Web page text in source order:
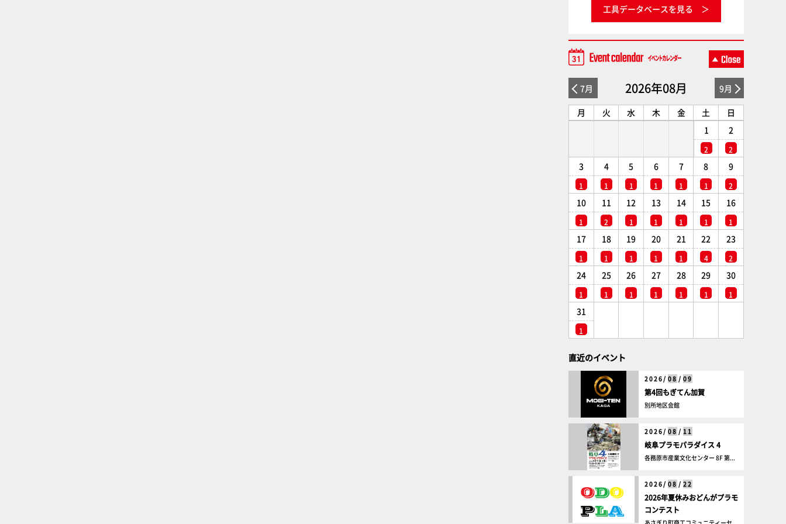
工具データベースを見る
7月 2026年08月 9月
月 火 水 木 金 土
日
1
2
2
2
3
1
4
1
5
1
6
1
7
1
8
1
9
2
10
1
11
2
12
1
13
1
14
1
15
1
16
1
17
1
18
1
19
1
20
1
21
1
22
4
23
2
24
1
25
1
26
1
27
1
28
1
29
1
30
1
31
1
直近のイベント
2026/ 08 / 09
第4回もぎてん加賀
別所地区会館
2026/ 08 / 11
岐阜プラモパラダイス 4
各務原市産業文化センター 8F 第...
2026/ 08 / 22
2026年夏休みおどんがプラモ
コンテスト